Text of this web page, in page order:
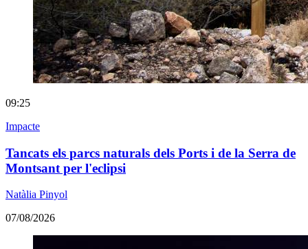
09:25
Impacte
Tancats els parcs naturals dels Ports i de la Serra de
Montsant per l'eclipsi
Natàlia Pinyol
07/08/2026